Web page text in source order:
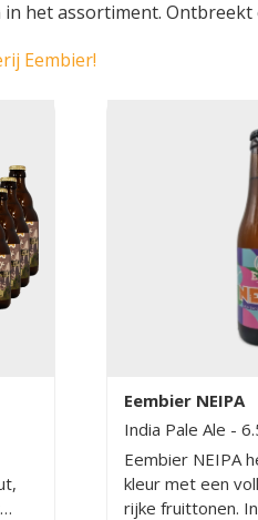
het assortiment.
Eembier!
Eembier NEIPA
India Pale Ale -
Eembier NEIPA
kleur met een
rijke fruittonen.